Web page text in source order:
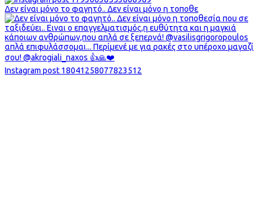
Δεν είναι μόνο το φαγητό.. Δεν είναι μόνο η τοποθε
Instagram post 18041258077823512